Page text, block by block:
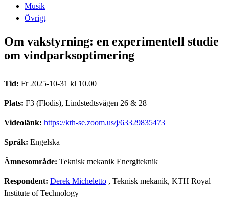
Musik
Övrigt
Om vakstyrning: en experimentell studie
om vindparksoptimering
Tid: Fr 2025-10-31 kl 10.00
Plats: F3 (Flodis), Lindstedtsvägen 26 & 28
Videolänk: https://kth-se.zoom.us/j/63329835473
Språk: Engelska
Ämnesområde: Teknisk mekanik Energiteknik
Respondent: Derek Micheletto , Teknisk mekanik, KTH Royal
Institute of Technology